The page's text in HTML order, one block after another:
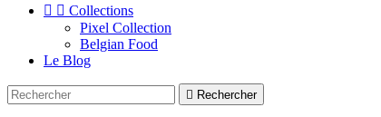
  Collections
Pixel Collection
Belgian Food
Le Blog
 Rechercher